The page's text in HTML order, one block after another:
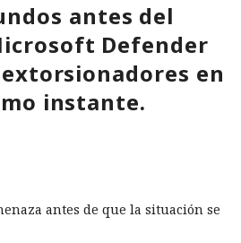
antes del
Defender
en
instante.
antes de que la situación se